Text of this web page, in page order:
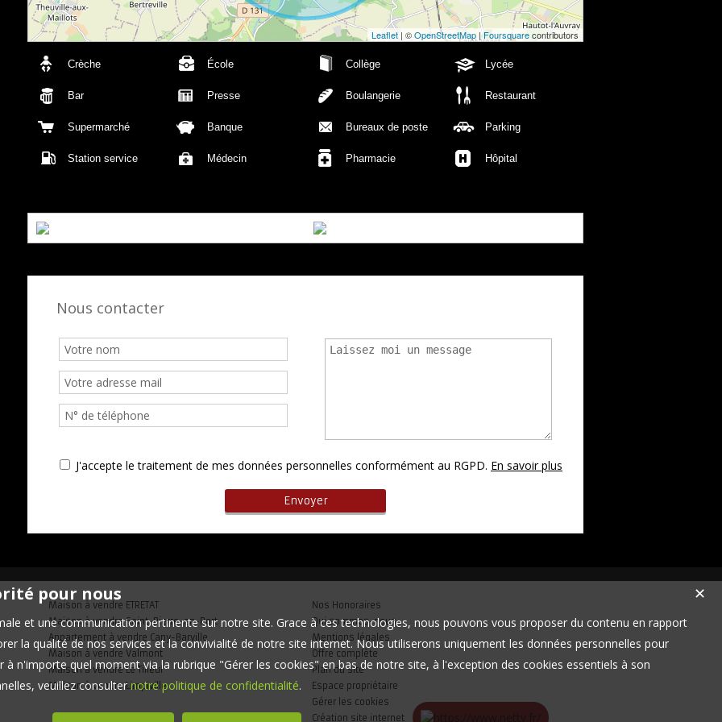
Leaflet | ©OpenStreetMap |Foursquarecontributors
Crèche École Collège Lycée
Bar Presse Boulangerie Restaurant
Supermarché Banque Bureaux de poste Parking
Station service Médecin Pharmacie Hôpital
Nous contacter
J'accepte le traitement de mes données personnelles conformément au RGPD. En savoir plus
Maison à vendre ETRETAT
Maison à vendre Saint-Pierre-en-Port
Appartement à vendre Cany-Barville
Maison à vendre Valmont
Maison à vendre Le Tilleul
Maison à vendre Limpiville
Nos Honoraires
Qui sommes-nous
Mentions légales
Offre complète
Plan du site
Espace propriétaire
Gérer les cookies
Création site internet
✕
pour nous
et une communication pertinente sur notre site. Grace à ces technologies, nous pouvons vous proposer du contenu en rapport
la qualité de nos services et la convivialité de notre site internet. Nous utiliserons uniquement les données personnelles pour
n'importe quel moment via la rubrique "Gérer les cookies" en bas de notre site, à l'exception des cookies essentiels à son
veuillez consulternotre politique de confidentialité.